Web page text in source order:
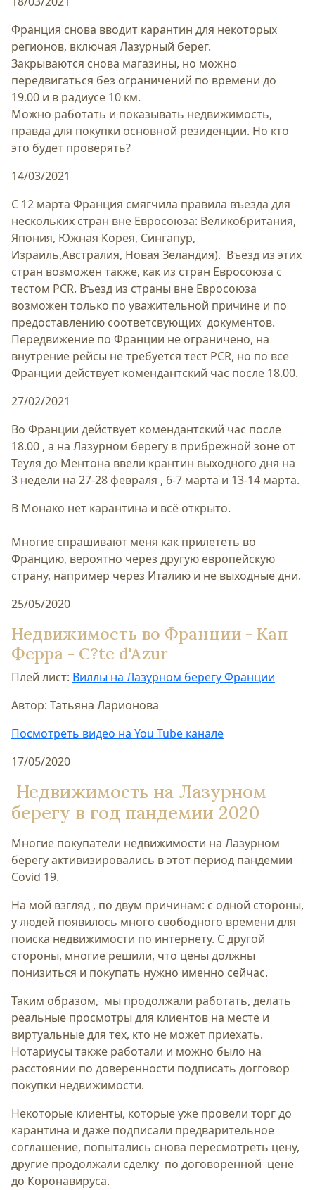
Франция снова вводит карантин для некоторых
регионов, включая Лазурный берег.
Закрываются снова магазины, но можно
передвигаться без ограничений по времени до
19.00 и в радиусе 10 км.
Можно работать и показывать недвижимость,
правда для покупки основной резиденции. Но кто
это будет проверять?
14/03/2021
С 12 марта Франция смягчила правила въезда для
нескольких стран вне Евросоюза: Великобритания,
Япония, Южная Корея, Сингапур,
Израиль,Австралия, Новая Зеландия). Въезд из этих
стран возможен также, как из стран Евросоюза с
тестом PCR. Въезд из страны вне Евросоюза
возможен только по уважительной причине и по
предоставлению соответсвующих документов.
Передвижение по Франции не ограничено, на
внутрение рейсы не требуется тест PCR, но по все
Франции действует комендантский час после 18.00.
27/02/2021
Во Франции действует комендантский час после
18.00 , а на Лазурном берегу в прибрежной зоне от
Теуля до Ментона ввели крантин выходного дня на
3 недели на 27-28 февраля , 6-7 марта и 13-14 марта.
В Монако нет карантина и всё открыто.
Многие спрашивают меня как прилететь во
Францию, вероятно через другую европейскую
страну, например через Италию и не выходные дни.
25/05/2020
Недвижимость во Франции - Кап
Ферра - C?te d'Azur
Плей лист: Виллы на Лазурном берегу Франции
Автор: Татьяна Ларионова
Посмотреть видео на You Tube канале
17/05/2020
Недвижимость на Лазурном
берегу в год пандемии 2020
Многие покупатели недвижимости на Лазурном
берегу активизировались в этот период пандемии
Covid 19.
На мой взгляд , по двум причинам: с одной стороны,
у людей появилось много свободного времени для
поиска недвижимости по интернету. С другой
стороны, многие решили, что цены должны
понизиться и покупать нужно именно сейчас.
Таким образом, мы продолжали работать, делать
реальные просмотры для клиентов на месте и
виртуальные для тех, кто не может приехать.
Нотариусы также работали и можно было на
расстоянии по доверенности подписать догговор
покупки недвижимости.
Некоторые клиенты, которые уже провели торг до
карантина и даже подписали предварительное
соглашение, попытались снова пересмотреть цену,
другие продолжали сделку по договоренной цене
до Коронавируса.